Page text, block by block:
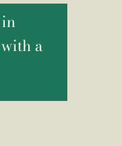
a